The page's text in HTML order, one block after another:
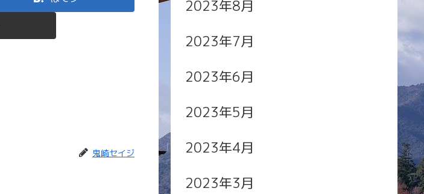
鬼崎セイジ
2023年8月
2023年7月
2023年6月
2023年5月
2023年4月
2023年3月